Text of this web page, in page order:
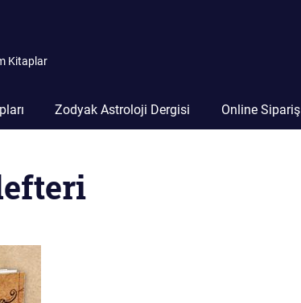
Kitaplar
Zodyak Astroloji Dergisi Online Sipariş